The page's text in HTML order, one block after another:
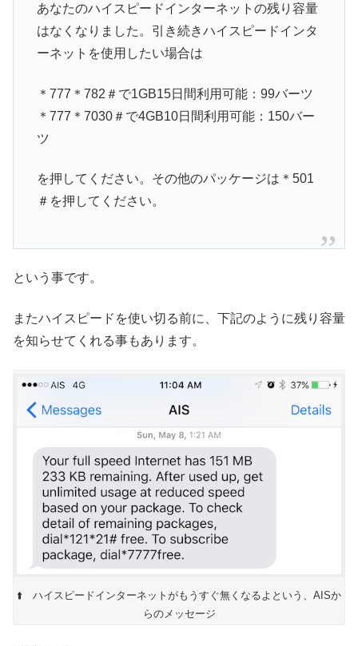
あなたのハイスピードインターネットの残り容量
はなくなりました。引き続きハイスピードインタ
ーネットを使用したい場合は
＊777＊782＃で1GB15日間利用可能：99バーツ
＊777＊7030＃で4GB10日間利用可能：150バー
ツ
を押してください。その他のパッケージは＊501
＃を押してください。
という事です。
またハイスピードを使い切る前に、下記のように残り容量
を知らせてくれる事もあります。
⬆️ ハイスピードインターネットがもうすぐ無くなるよという、AISか
らのメッセージ